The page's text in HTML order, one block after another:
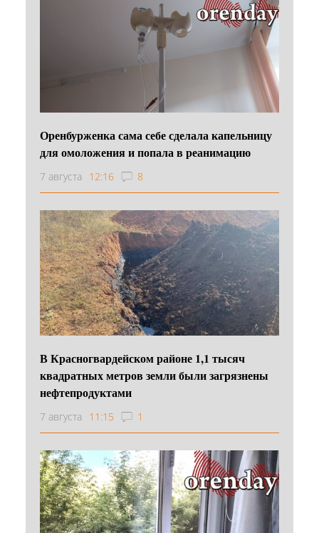
Оренбурженка сама себе сделала капельницу
для омоложения и попала в реанимацию
7 августа 12:16 8
В Красногвардейском районе 1,1 тысяч
квадратных метров земли были загрязнены
нефтепродуктами
7 августа 11:15 1